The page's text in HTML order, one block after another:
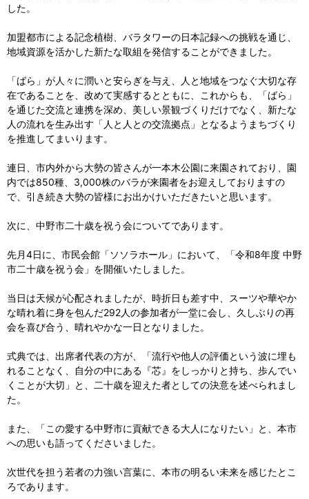
した。
加盟都市による記念植樹、バラタワーの日本記録への挑戦を通じ、
地域資源を活かした新たな取組を発信することができました。
「ばら」が人々に潤いと安らぎを与え、人と地域をつなぐ大切な存
在であることを、改めて実感するとともに、これからも、「ばら」
を通じた交流と連携を深め、美しい景観づくりだけでなく、新たな
人の流れを生み出す「人と人との交流拠点」となるようまちづくり
を推進してまいります。
連日、市内外から大勢の皆さんが一本木公園に来園されており、園
内では850種、3,000株のバラが来園者をお迎えしておりますの
で、引き続き大勢の皆様にお出かけいただきたいと思います。
次に、中野市二十歳を祝う会についてであります。
先月4日に、市民会館「ソソラホール」において、「令和8年度 中野
市二十歳を祝う会」を開催いたしました。
当日は天候が心配されましたが、時折日も差す中、スーツや華やか
な晴れ着に身を包んだ292人の参加者が一堂に会し、久しぶりの再
会を喜び合う、晴れやかな一日となりました。
式典では、出席者代表の方が、「流行や他人の評価という波に埋も
れることなく、自分の中にある『芯』をしっかりと持ち、歩んでい
くことが大切」と、二十歳を迎えた者としての決意を述べられまし
た。
また、「この愛する中野市に貢献できる大人になりたい」と、本市
への思いも語ってくださいました。
次世代を担う若者の力強い言葉に、本市の明るい未来を感じたとこ
ろであります。